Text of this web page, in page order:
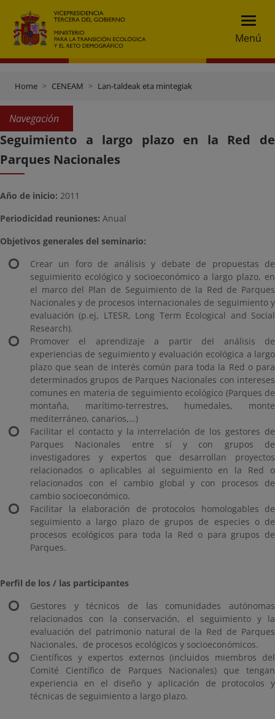
Menú
Home CENEAM Lan-taldeak eta mintegiak
Navegación
Seguimiento a largo plazo en la Red de
Parques Nacionales
Año de inicio: 2011
Periodicidad reuniones: Anual
Objetivos generales del seminario:
Crear un foro de análisis y debate de propuestas de
seguimiento ecológico y socioeconómico a largo plazo, en
el marco del Plan de Seguimiento de la Red de Parques
Nacionales y de procesos internacionales de seguimiento y
evaluación (p.ej, LTESR, Long Term Ecological and Social
Research).
Promover el aprendizaje a partir del análisis de
experiencias de seguimiento y evaluación ecológica a largo
plazo que sean de interés común para toda la Red o para
determinados grupos de Parques Nacionales con intereses
comunes en materia de seguimiento ecológico (Parques de
montaña, marítimo-terrestres, humedales, monte
mediterráneo, canarios,…)
Facilitar el contacto y la interrelación de los gestores de
Parques Nacionales entre sí y con grupos de
investigadores y expertos que desarrollan proyectos
relacionados o aplicables al seguimiento en la Red o
relacionados con el cambio global y con procesos de
cambio socioeconómico.
Facilitar la elaboración de protocolos homologables de
seguimiento a largo plazo de grupos de especies o de
procesos ecológicos para toda la Red o para grupos de
Parques.
Perfil de los / las participantes
Gestores y técnicos de las comunidades autónomas
relacionados con la conservación, el seguimiento y la
evaluación del patrimonio natural de la Red de Parques
Nacionales, de procesos ecológicos y socioeconómicos.
Científicos y expertos externos (incluidos miembros del
Comité Científico de Parques Nacionales) que tengan
experiencia en el diseño y aplicación de protocolos y
técnicas de seguimiento a largo plazo.